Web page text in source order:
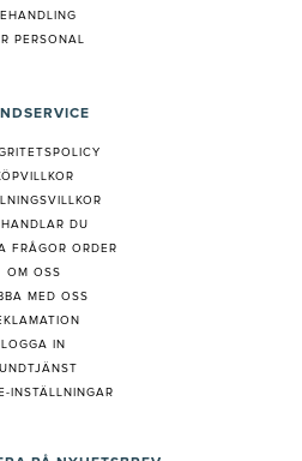
PERSONAL
DU
FRÅGOR ORDER
OM OSS
MED OSS
LOGGA IN
INSTÄLLNINGAR